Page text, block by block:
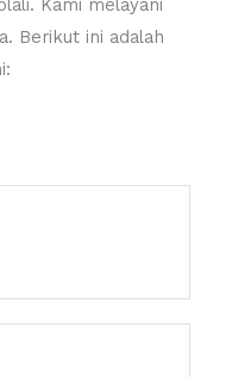
Kami melayani
Berikut ini adalah